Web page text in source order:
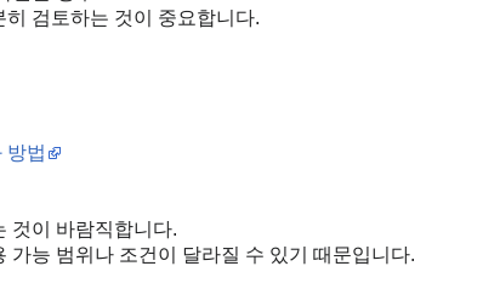
히 검토하는 것이 중요합니다.
방법
것이 바람직합니다.
가능 범위나 조건이 달라질 수 있기 때문입니다.